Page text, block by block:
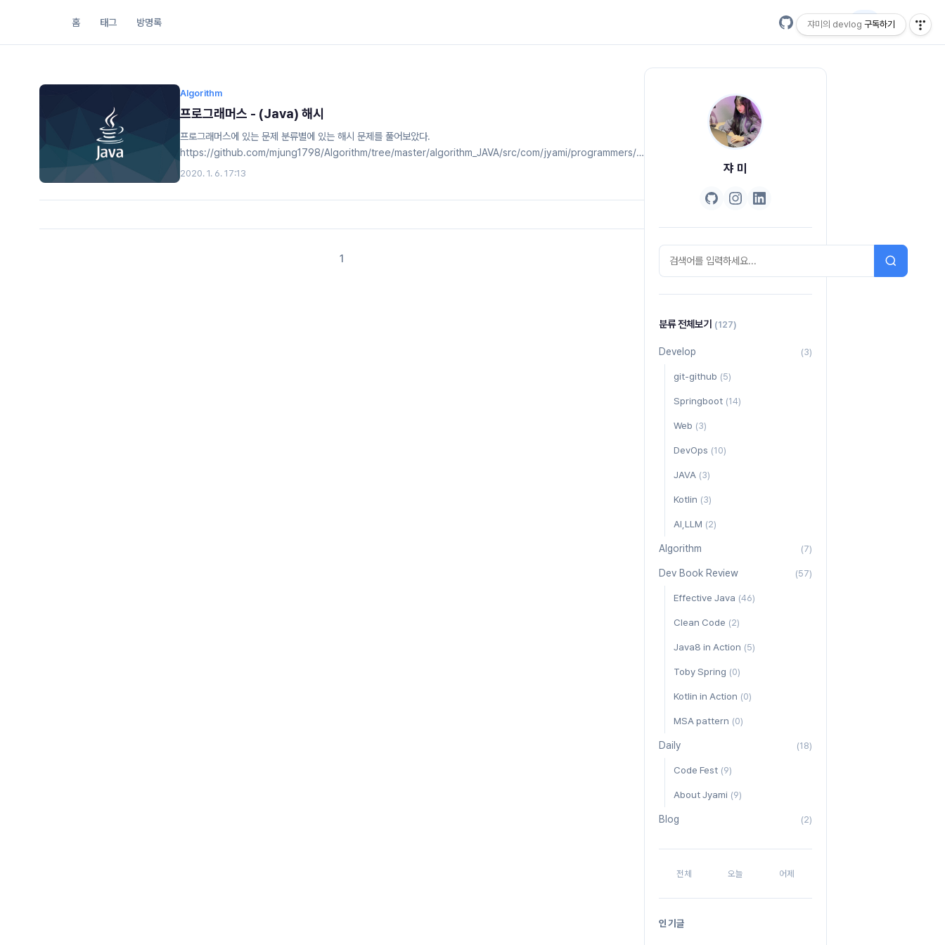
홈 태그 방명록 EN
Algorithm
프로그래머스 - (Java) 해시
프로그래머스에 있는 문제 분류별에 있는 해시 문제를 풀어보았다.
https://github.com/mjung1798/Algorithm/tree/master/algorithm_JAVA/src/com/jyami/programmers/hash
mjung1798/AlgorithmMy Algorithm Source Code Storage :). Contribute to mjung1798/Algorithm
.getOrDefault(T key, K defaultValue)완주하지 못한 선수를 풀면서 새로운 메소드를 알게 되었다.public String
2020. 1. 6. 17:13
1
쟈 미
분류 전체보기 (127)
Develop (3)
git-github (5)
Springboot (14)
Web (3)
DevOps (10)
JAVA (3)
Kotlin (3)
AI,LLM (2)
Algorithm (7)
Dev Book Review (57)
Effective Java (46)
Clean Code (2)
Java8 in Action (5)
Toby Spring (0)
Kotlin in Action (0)
MSA pattern (0)
Daily (18)
Code Fest (9)
About Jyami (9)
Blog (2)
전체 오늘 어제
쟈미의 devlog 구독하기